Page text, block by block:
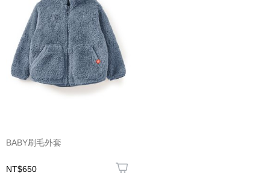
BABY刷毛外套
NT$650